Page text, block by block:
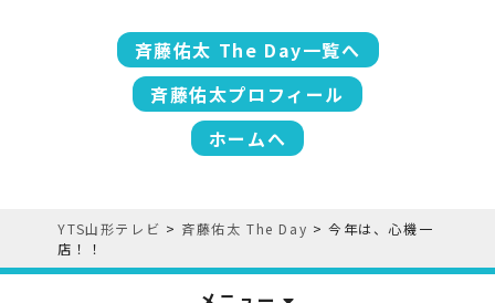
斉藤佑太 The Day一覧へ
斉藤佑太プロフィール
ホームへ
YTS山形テレビ > 斉藤佑太 The Day >今年は、心機一
店！！